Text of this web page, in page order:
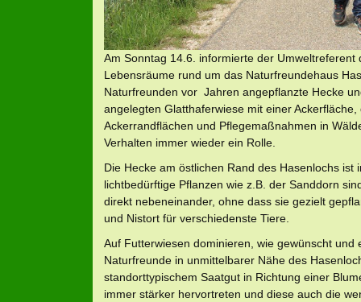
Am Sonntag 14.6. informierte der
Lebensräume rund um das Naturfreundehaus
Naturfreunden vor Jahren angepflanzte Hecke
angelegten Glatthaferwiese mit einer
Ackerrandflächen und Pflegemaßnahmen in
Verhalten immer wieder ein Rolle.
Die Hecke am östlichen Rand des Hasenlochs
lichtbedürftige Pflanzen wie z.B. der Sanddorn
direkt nebeneinander, ohne dass sie gezielt
und Nistort für verschiedenste Tiere.
Auf Futterwiesen dominieren, wie gewünscht
Naturfreunde in unmittelbarer Nähe des
standorttypischem Saatgut in Richtung einer
immer stärker hervortreten und diese auch die